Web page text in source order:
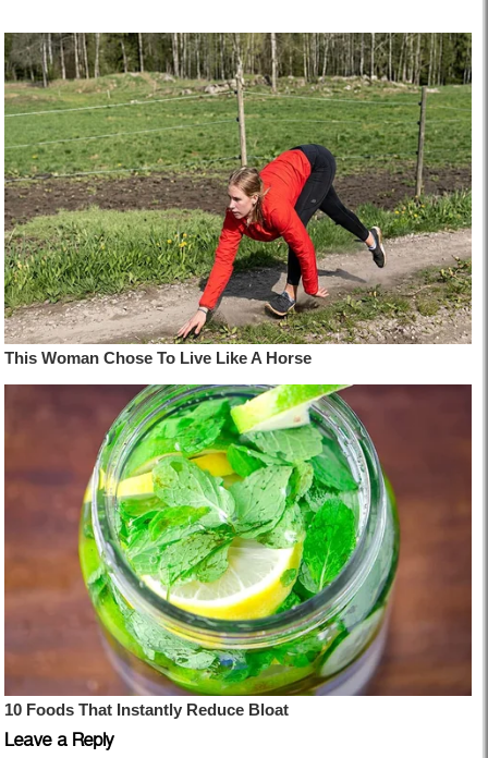
Leave a Reply